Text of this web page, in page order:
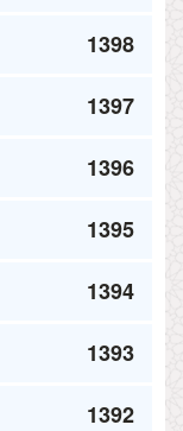
1398
1397
1396
1395
1394
1393
1392